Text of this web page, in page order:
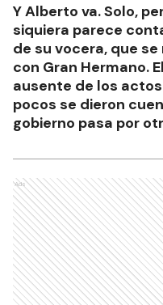
Y Alberto va. Solo,
siquiera parece
de su vocera, que
con Gran Hermano.
ausente de los
pocos se dieron
gobierno pasa por
Ads